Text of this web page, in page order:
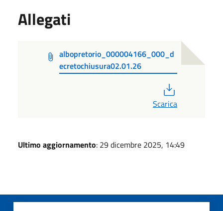
Allegati
albopretorio_000004166_000_d
ecretochiusura02.01.26
Scarica
Ultimo aggiornamento: 29 dicembre 2025, 14:49